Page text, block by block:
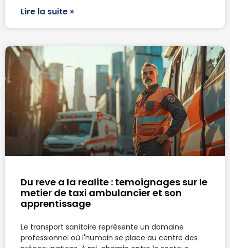
Lire la suite »
Du reve a la realite : temoignages sur le
metier de taxi ambulancier et son
apprentissage
Le transport sanitaire représente un domaine
professionnel où l'humain se place au centre des